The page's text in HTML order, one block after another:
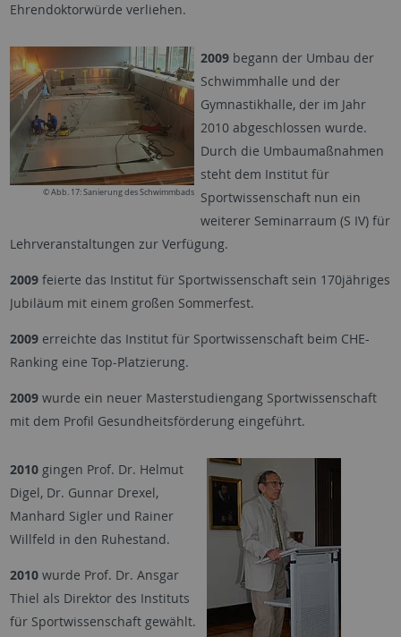
Ehrendoktorwürde verliehen.
© Abb. 17: Sanierung des Schwimmbads
2009 begann der Umbau der
Schwimmhalle und der
Gymnastikhalle, der im Jahr
2010 abgeschlossen wurde.
Durch die Umbaumaßnahmen
steht dem Institut für
Sportwissenschaft nun ein
weiterer Seminarraum (S IV) für
Lehrveranstaltungen zur Verfügung.
2009feierte das Institut für Sportwissenschaft sein 170jähriges
Jubiläum mit einem großen Sommerfest.
2009erreichte das Institut für Sportwissenschaft beim CHE-
Ranking eine Top-Platzierung.
2009wurde ein neuer Masterstudiengang Sportwissenschaft
mit dem Profil Gesundheitsförderung eingeführt.
2010 gingen Prof. Dr. Helmut
Digel, Dr. Gunnar Drexel,
Manhard Sigler und Rainer
Willfeld in den Ruhestand.
2010wurde Prof. Dr. Ansgar
Thiel als Direktor des Instituts
für Sportwissenschaft gewählt.